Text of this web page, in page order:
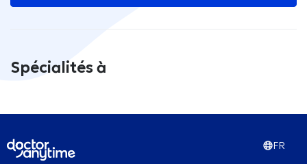
Spécialités à
FR